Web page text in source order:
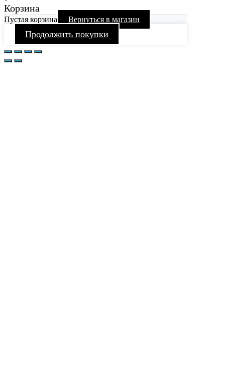
Корзина
Пустая корзина Вернуться в магазин
Продолжить покупки